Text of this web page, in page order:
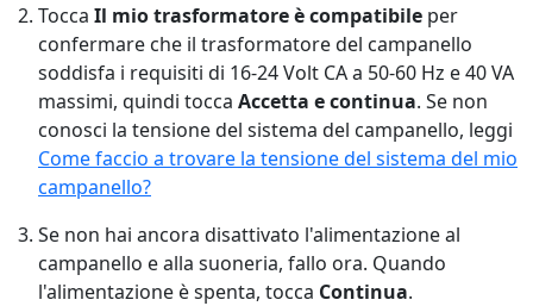
Tocca Il mio trasformatore è compatibile per
confermare che il trasformatore del campanello
soddisfa i requisiti di 16-24 Volt CA a 50-60 Hz e 40 VA
massimi, quindi tocca Accetta e continua. Se non
conosci la tensione del sistema del campanello, leggi
Come faccio a trovare la tensione del sistema del mio
campanello?
Se non hai ancora disattivato l'alimentazione al
campanello e alla suoneria, fallo ora. Quando
l'alimentazione è spenta, tocca Continua.